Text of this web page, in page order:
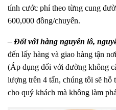
tính cước phí theo từng cung
600,000 đồng/chuyến.
– Đối với hàng nguyên lô,
đến lấy hàng và giao hàng tận
(Áp dụng đối với đường không
lượng trên 4 tấn, chúng tôi sẽ hỗ
cho quý khách mà không làm